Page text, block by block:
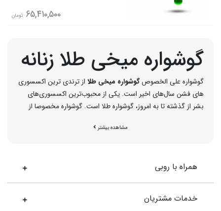
65,410,500 تومان
گوشواره میخی طلا زنانه
گوشواره علی الخصوصگوشواره میخی طلا از ترندی ترین اکسسوری
های فشن سال‌های اخیر است. یکی از محبوب‌ترین اکسسوری‌های
بشر از گذشته تا به امروز، گوشواره طلا است. گوشواره مخصوصا از
ویژه‌ای داشت. جالب است این موضوع را بدانید که این وسیله زینتی
نشانه‌های گوشواره در تمدن ایلام در کشور ایران یافت شده است.
گوشواره در تمام طول تاریخ به شکل‌های مختلف ساخته و استفاده
می‌شد؛ اما به مرور به کشورهای مختلف جهان راه پیدا کرد. مثلا اولین
گوشواره‌های میخی طلا
مشاهده بیشتر
همراه با روبی
خدمات مشتریان